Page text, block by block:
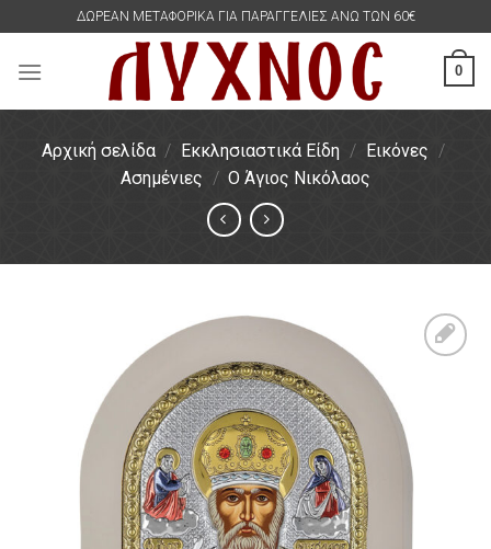
content
ΔΩΡΕΑΝ ΜΕΤΑΦΟΡΙΚΑ ΓΙΑ ΠΑΡΑΓΓΕΛΙΕΣ ΑΝΩ ΤΩΝ 60€
0
Αρχική σελίδα / Εκκλησιαστικά Είδη / Εικόνες /
Ασημένιες / Ο Άγιος Νικόλαος
επιθυμιών